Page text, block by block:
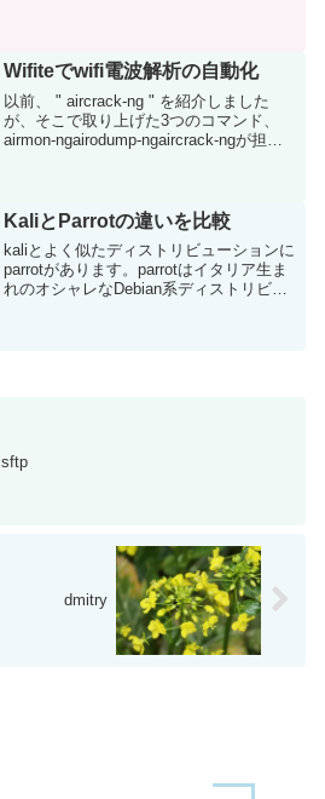
Wifiteでwifi電波解析の自動化
以前、 " aircrack-ng " を紹介しました
が、そこで取り上げた3つのコマンド、
airmon-ngairodump-ngaircrack-ngが担当
KaliとParrotの違いを比較
kaliとよく似たディストリビューションに
parrotがあります。parrotはイタリア生ま
れのオシャレなDebian系ディストリビュ
sftp
dmitry